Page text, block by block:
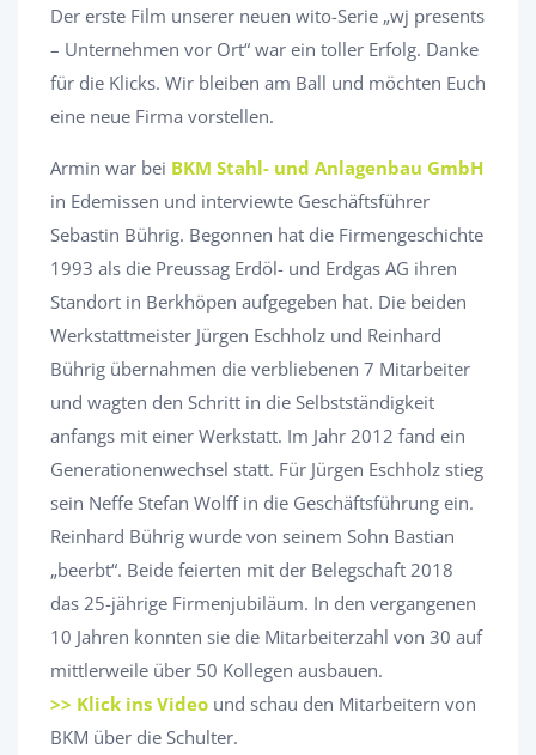
Der erste Film unserer neuen wito-Serie „wj presents
– Unternehmen vor Ort“ war ein toller Erfolg. Danke
für die Klicks. Wir bleiben am Ball und möchten Euch
eine neue Firma vorstellen.
Armin war bei BKM Stahl- und Anlagenbau GmbH
in Edemissen und interviewte Geschäftsführer
Sebastin Bührig. Begonnen hat die Firmengeschichte
1993 als die Preussag Erdöl- und Erdgas AG ihren
Standort in Berkhöpen aufgegeben hat. Die beiden
Werkstattmeister Jürgen Eschholz und Reinhard
Bührig übernahmen die verbliebenen 7 Mitarbeiter
und wagten den Schritt in die Selbstständigkeit
anfangs mit einer Werkstatt. Im Jahr 2012 fand ein
Generationenwechsel statt. Für Jürgen Eschholz stieg
sein Neffe Stefan Wolff in die Geschäftsführung ein.
Reinhard Bührig wurde von seinem Sohn Bastian
„beerbt“. Beide feierten mit der Belegschaft 2018
das 25-jährige Firmenjubiläum. In den vergangenen
10 Jahren konnten sie die Mitarbeiterzahl von 30 auf
mittlerweile über 50 Kollegen ausbauen.
>> Klick ins Video und schau den Mitarbeitern von
BKM über die Schulter.